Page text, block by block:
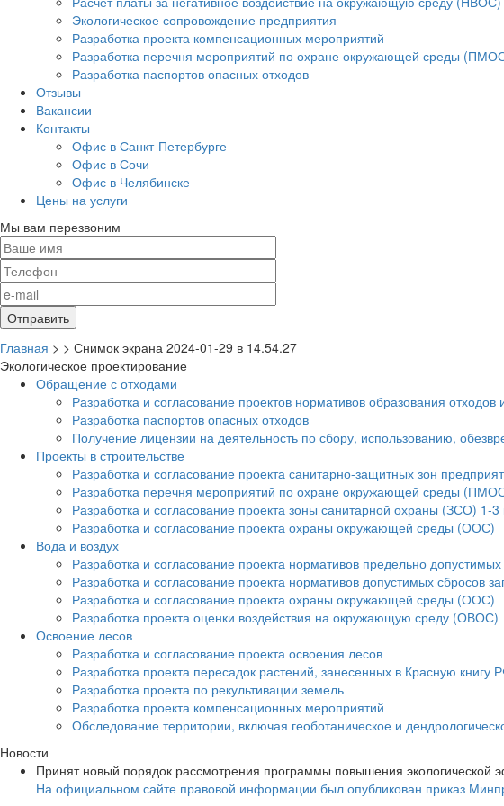
Экологическое сопровождение предприятия
Разработка проекта компенсационных мероприятий
Разработка перечня мероприятий по охране окружающей среды
Разработка паспортов опасных отходов
Отзывы
Вакансии
Контакты
Офис в Санкт-Петербурге
Офис в Сочи
Офис в Челябинске
Цены на услуги
Мы вам перезвоним
Главная > > Снимок экрана 2024-01-29 в 14.54.27
Экологическое проектирование
Обращение с отходами
Разработка и согласование проектов нормативов образования
Разработка паспортов опасных отходов
Получение лицензии на деятельность по сбору, использованию,
Проекты в строительстве
Разработка и согласование проекта санитарно-защитных зон
Разработка перечня мероприятий по охране окружающей среды
Разработка и согласование проекта зоны санитарной охраны (ЗСО) 1-3
Разработка и согласование проекта охраны окружающей среды (ООС)
Вода и воздух
Разработка и согласование проекта нормативов предельно
Разработка и согласование проекта нормативов допустимых сбросов
Разработка и согласование проекта охраны окружающей среды (ООС)
Разработка проекта оценки воздействия на окружающую среду (ОВОС)
Освоение лесов
Разработка и согласование проекта освоения лесов
Разработка проекта пересадок растений, занесенных в Красную книгу
Разработка проекта по рекультивации земель
Разработка проекта компенсационных мероприятий
Обследование территории, включая геоботаническое и
Новости
Принят новый порядок рассмотрения программы повышения экологической
На официальном сайте правовой информации был опубликован приказ